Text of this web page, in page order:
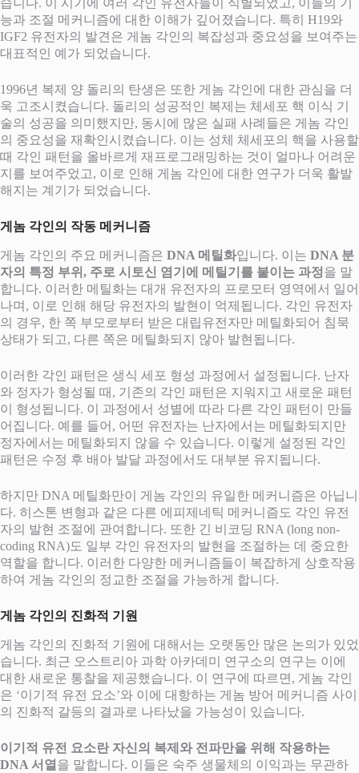
습니다. 이 시기에 여러 각인 유전자들이 식별되었고, 이들의 기
능과 조절 메커니즘에 대한 이해가 깊어졌습니다. 특히 H19와
IGF2 유전자의 발견은 게놈 각인의 복잡성과 중요성을 보여주는
대표적인 예가 되었습니다.
1996년 복제 양 돌리의 탄생은 또한 게놈 각인에 대한 관심을 더
욱 고조시켰습니다. 돌리의 성공적인 복제는 체세포 핵 이식 기
술의 성공을 의미했지만, 동시에 많은 실패 사례들은 게놈 각인
의 중요성을 재확인시켰습니다. 이는 성체 체세포의 핵을 사용할
때 각인 패턴을 올바르게 재프로그래밍하는 것이 얼마나 어려운
지를 보여주었고, 이로 인해 게놈 각인에 대한 연구가 더욱 활발
해지는 계기가 되었습니다.
게놈 각인의 작동 메커니즘
게놈 각인의 주요 메커니즘은 DNA 메틸화입니다. 이는 DNA 분
자의 특정 부위, 주로 시토신 염기에 메틸기를 붙이는 과정을 말
합니다. 이러한 메틸화는 대개 유전자의 프로모터 영역에서 일어
나며, 이로 인해 해당 유전자의 발현이 억제됩니다. 각인 유전자
의 경우, 한 쪽 부모로부터 받은 대립유전자만 메틸화되어 침묵
상태가 되고, 다른 쪽은 메틸화되지 않아 발현됩니다.
이러한 각인 패턴은 생식 세포 형성 과정에서 설정됩니다. 난자
와 정자가 형성될 때, 기존의 각인 패턴은 지워지고 새로운 패턴
이 형성됩니다. 이 과정에서 성별에 따라 다른 각인 패턴이 만들
어집니다. 예를 들어, 어떤 유전자는 난자에서는 메틸화되지만
정자에서는 메틸화되지 않을 수 있습니다. 이렇게 설정된 각인
패턴은 수정 후 배아 발달 과정에서도 대부분 유지됩니다.
하지만 DNA 메틸화만이 게놈 각인의 유일한 메커니즘은 아닙니
다. 히스톤 변형과 같은 다른 에피제네틱 메커니즘도 각인 유전
자의 발현 조절에 관여합니다. 또한 긴 비코딩 RNA (long non-
coding RNA)도 일부 각인 유전자의 발현을 조절하는 데 중요한
역할을 합니다. 이러한 다양한 메커니즘들이 복잡하게 상호작용
하여 게놈 각인의 정교한 조절을 가능하게 합니다.
게놈 각인의 진화적 기원
게놈 각인의 진화적 기원에 대해서는 오랫동안 많은 논의가 있었
습니다. 최근 오스트리아 과학 아카데미 연구소의 연구는 이에
대한 새로운 통찰을 제공했습니다. 이 연구에 따르면, 게놈 각인
은 ‘이기적 유전 요소’와 이에 대항하는 게놈 방어 메커니즘 사이
의 진화적 갈등의 결과로 나타났을 가능성이 있습니다.
이기적 유전 요소란 자신의 복제와 전파만을 위해 작용하는
DNA 서열 을 말합니다. 이들은 숙주 생물체의 이익과는 무관하